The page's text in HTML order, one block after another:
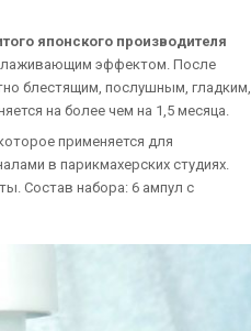
японского производителя
эффектом. После
блестящим, послушным, гладким,
на более чем на 1,5 месяца.
применяется для
в парикмахерских студиях.
Состав набора: 6 ампул с